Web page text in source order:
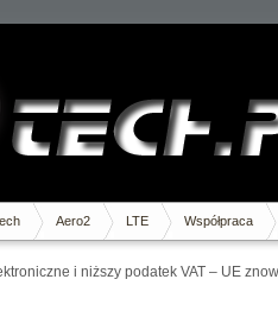
Aero2 LTE Współpraca
i niższy podatek VAT – UE